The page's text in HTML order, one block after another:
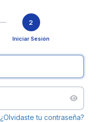
2
Iniciar Sesión
¿Olvidaste tu contraseña?